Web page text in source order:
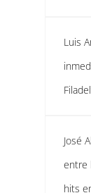
Luis
José
entre
hits